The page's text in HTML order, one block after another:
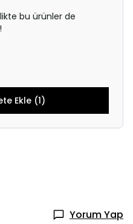
bu ürünler de
Ekle (1)
Yorum Yap